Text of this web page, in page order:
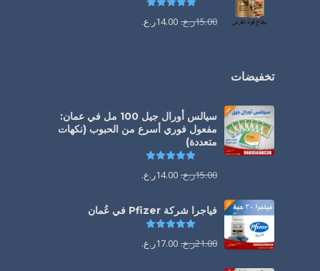
تم التقييم
15.00ر.ع. 14.00ر.ع.
تخفيضات
سيالس أورال جيل 100 مل في عمان:
مفعول فوري أسرع من الحبوب (نكهات
متعددة)
15.00ر.ع. 14.00ر.ع.
فياجرا شركة Pfizer في عُمان
21.00ر.ع. 17.00ر.ع.